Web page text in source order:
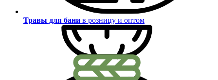
Травы для бани в розницу и оптом